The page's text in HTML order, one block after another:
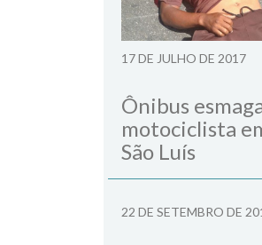
17 DE JULHO DE 2017
Ônibus
motociclista
São Luís
22 DE SETEMBRO DE